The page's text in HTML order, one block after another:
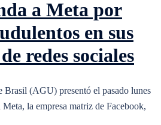
a Meta por
en sus
redes sociales
Brasil (AGU) presentó el pasado lunes
la empresa matriz de Facebook,